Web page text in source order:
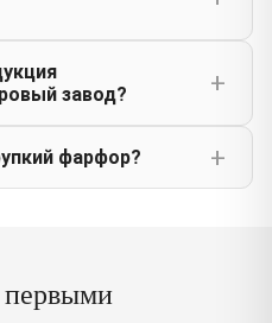
завод?
фарфор?
первыми